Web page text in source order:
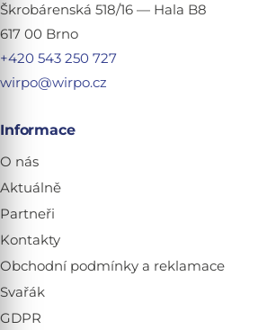
Škrobárenská 518/16 — Hala B8
617 00 Brno
+420 543 250 727
wirpo@wirpo.cz
Informace
O nás
Aktuálně
Partneři
Kontakty
Obchodní podmínky a reklamace
Svařák
GDPR